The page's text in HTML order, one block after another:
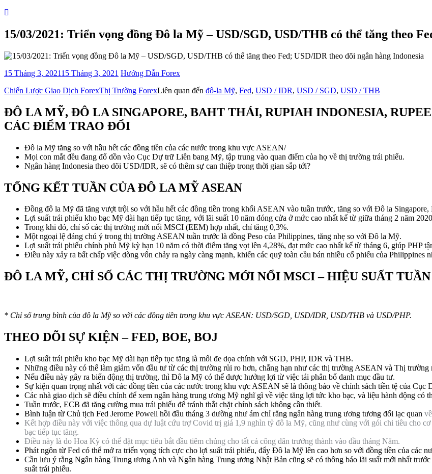
15/03/2021: Triển vọng đồng Đô la Mỹ – USD/SGD, USD/THB có thể tăng theo
15 Tháng 3, 202115 Tháng 3, 2021 Hướng Dẫn Forex
Categories
Chiến Lược Giao Dịch ForexThị Trường ForexLiên quan đến đô-la Mỹ, Fed, USD / IDR, USD / SGD, USD / THB
ĐÔ LA MỸ, ĐÔ LA SINGAPORE, BAHT THÁI, RUPIAH INDONESIA,
CÁC ĐIỂM TRAO ĐỔI
Đô la Mỹ tăng so với hầu hết các đồng tiền của các nước trong khu vực ASEAN/
Mọi con mắt đều đang đổ dồn vào Cục Dự trữ Liên bang Mỹ, tập trung vào quan điểm của họ về thị trường trái phiếu.
Ngân hàng Indonesia theo dõi USD/IDR, sẽ có thêm sự can thiệp trong thời gian sắp tới?
TỔNG KẾT TUẦN CỦA ĐÔ LA MỸ ASEAN
Đồng đô la Mỹ đã tăng vượt trội so với hầu hết các đồng tiền trong khối ASEAN vào tuần trước, tăng so với Đô la
Lợi suất trái phiếu kho bạc Mỹ dài hạn tiếp tục tăng, với lãi suất 10 năm đóng cửa ở mức cao nhất kể từ giữa tháng 2 năm
Trong khi đó, chỉ số các thị trường mới nổi MSCI (EEM) hợp nhất, chỉ tăng 0,3%.
Một ngoại lệ đáng chú ý trong thị trường ASEAN tuần trước là đồng Peso của Philippines, tăng nhẹ so với Đô la Mỹ.
Lợi suất trái phiếu chính phủ Mỹ kỳ hạn 10 năm có thời điểm tăng vọt lên 4,28%, đạt mức cao nhất kể từ tháng 6, giúp PHP
Điều này xảy ra bất chấp việc dòng vốn chảy ra ngày càng mạnh, khiến các quỹ toàn cầu bán nhiều cổ phiếu của Philippines
ĐÔ LA MỸ, CHỈ SỐ CÁC THỊ TRƯỜNG MỚI NỔI MSCI – HIỆU SUẤT
* Chỉ số trung bình của đô la Mỹ so với các đồng tiền trong khu vực ASEAN: USD/SGD, USD/IDR, USD/THB và USD/PHP.
THEO DÕI SỰ KIỆN – FED, BOE, BOJ
Lợi suất trái phiếu kho bạc Mỹ dài hạn tiếp tục tăng là mối đe dọa chính với SGD, PHP, IDR và ​​THB.
Những điều này có thể làm giảm vốn đầu tư từ các thị trường rủi ro hơn, chẳng hạn như các thị trường ASEAN và Thị
Nếu điều này gây ra biến động thị trường, thì Đô la Mỹ có thể được hưởng lợi từ việc tái phân bổ danh mục đầu tư.
Sự kiện quan trọng nhất với các đồng tiền của các nước trong khu vực ASEAN sẽ là thông báo về chính sách tiền tệ của
Các nhà giao dịch sẽ điều chỉnh để xem ngân hàng trung ương Mỹ nghĩ gì về việc tăng lợi tức kho bạc, và liệu hành động có
Tuần trước, ECB đã tăng cường mua trái phiếu để tránh thắt chặt chính sách không cần thiết.
Bình luận từ Chủ tịch Fed Jerome Powell hồi đầu tháng 3 dường như ám chỉ rằng ngân hàng trung ương tương đối lạc quan
Kết hợp điều này với việc thông qua dự luật cứu trợ Covid trị giá 1,9 nghìn tỷ đô la Mỹ, cũng như cùng với gói chi tiêu cho
bạc tiếp tục tăng.
Điều này là do Hoa Kỳ có thể đặt mục tiêu bắt đầu tiêm chủng cho tất cả công dân trưởng thành vào đầu tháng Năm.
Phát ngôn từ Fed có thể mở ra triển vọng tích cực cho lợi suất trái phiếu, đẩy Đô la Mỹ lên cao hơn so với đồng tiền của các
Cần lưu ý rằng Ngân hàng Trung ương Anh và Ngân hàng Trung ương Nhật Bản cũng sẽ có thông báo lãi suất mới nhất
suất trái phiếu.